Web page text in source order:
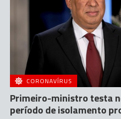
CORONAVÍRUS
Primeiro-ministro testa
período de isolamento